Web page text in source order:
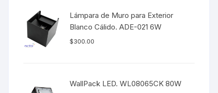
Lámpara de Muro para Exterior
Blanco Cálido. ADE-021 6W
$300.00
WallPack LED. WL08065CK 80W